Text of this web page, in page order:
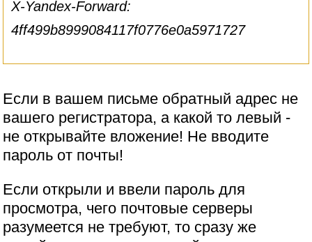
X-Yandex-Forward:
4ff499b8999084117f0776e0a5971727
Если в вашем письме обратный адрес не
вашего регистратора, а какой то левый -
не открывайте вложение! Не вводите
пароль от почты!
Если открыли и ввели пароль для
просмотра, чего почтовые серверы
разумеется не требуют, то сразу же